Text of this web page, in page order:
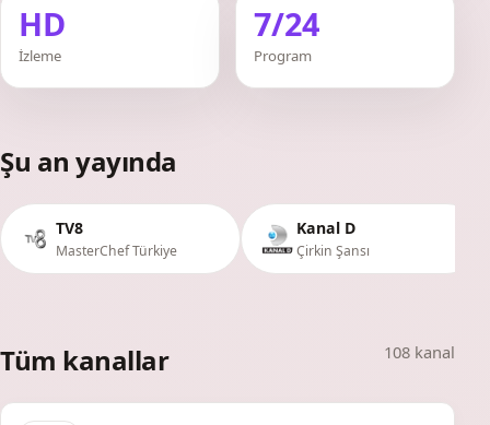
HD
İzleme
7/24
Program
Şu an yayında
TV8
MasterChef Türkiye
Kanal D
Çirkin Şansı
Tüm kanallar 108 kanal